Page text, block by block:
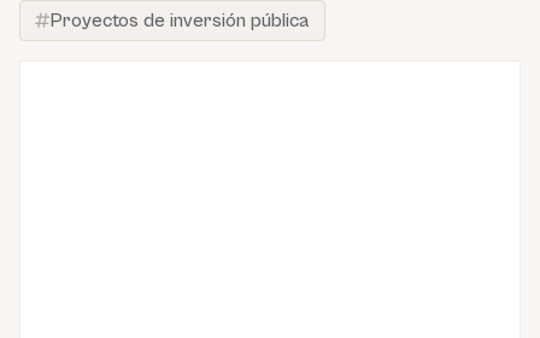
Proyectos de inversión pública